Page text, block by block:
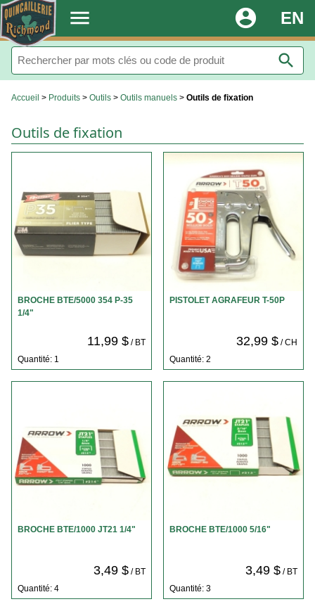
. menu EN
account_circle
search
Accueil > Produits > Outils > Outils manuels > Outils de fixation
Outils de fixation
BROCHE BTE/5000 354 P-35
1/4"
11,99 $/ BT
Quantité: 1
PISTOLET AGRAFEUR T-50P
32,99 $/ CH
Quantité: 2
BROCHE BTE/1000 JT21 1/4"
3,49 $/ BT
Quantité: 4
BROCHE BTE/1000 5/16"
3,49 $/ BT
Quantité: 3